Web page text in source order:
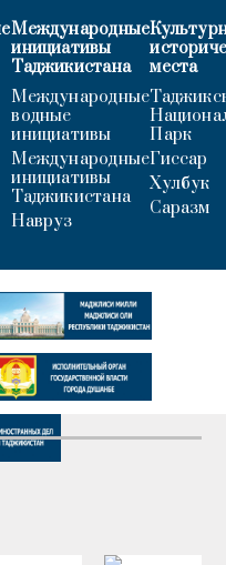
Международные
инициативы
Таджикистана
Международные
водные
инициативы
Международные
инициативы
Таджикистана
Навруз
места
Парк
Гиссар
Хулбук
Саразм